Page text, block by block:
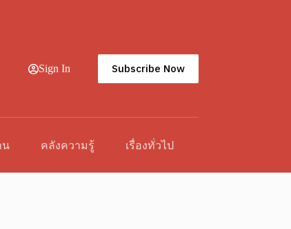
Sign In Subscribe Now
น คลังความรู้ เรื่องทั่วไป